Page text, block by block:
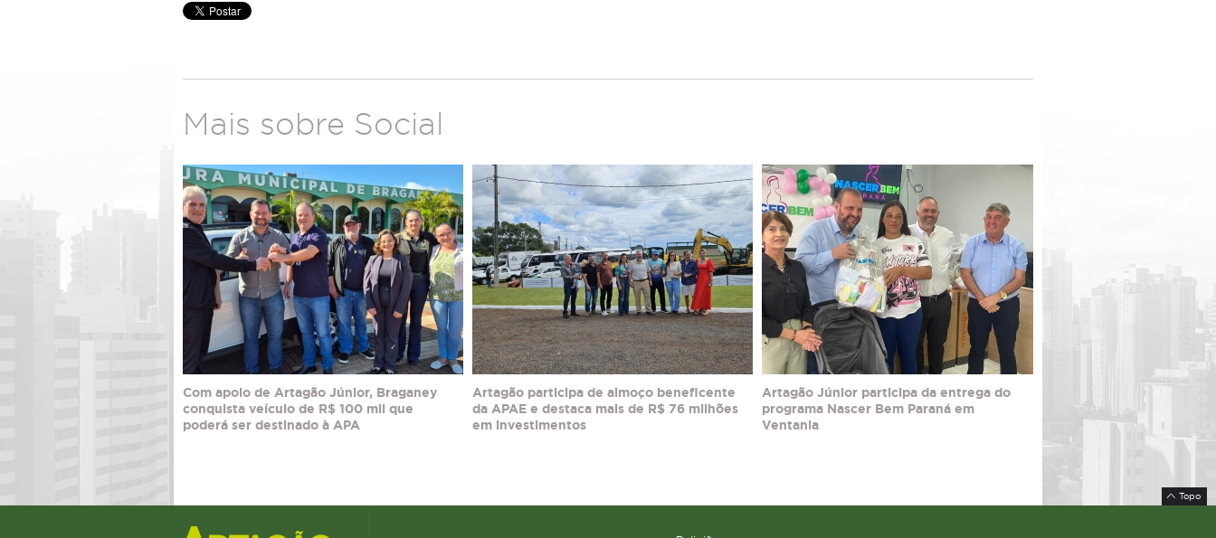
Mais sobre Social
Com apoio de Artagão Júnior, Braganey
conquista veículo de R$ 100 mil que
poderá ser destinado à APA
Artagão participa de almoço beneficente
da APAE e destaca mais de R$ 76 milhões
em investimentos
Artagão Júnior participa da entrega do
programa Nascer Bem Paraná em
Ventania
Topo